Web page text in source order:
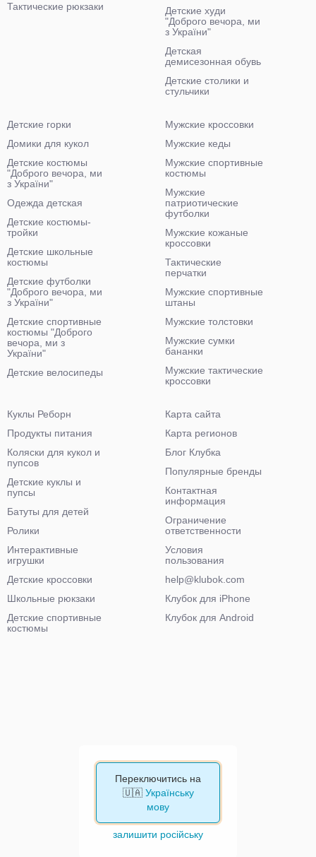
Тактические рюкзаки
Детские худи
"Доброго вечора, ми
з України"
Детская
демисезонная обувь
Детские столики и
стульчики
Детские горки
Домики для кукол
Детские костюмы
"Доброго вечора, ми
з України"
Одежда детская
Детские костюмы-
тройки
Детские школьные
костюмы
Детские футболки
"Доброго вечора, ми
з України"
Детские спортивные
костюмы "Доброго
вечора, ми з
України"
Детские велосипеды
Мужские кроссовки
Мужские кеды
Мужские спортивные
костюмы
Мужские
патриотические
футболки
Мужские кожаные
кроссовки
Тактические
перчатки
Мужские спортивные
штаны
Мужские толстовки
Мужские сумки
бананки
Мужские тактические
кроссовки
Куклы Реборн
Продукты питания
Коляски для кукол и
пупсов
Детские куклы и
пупсы
Батуты для детей
Ролики
Интерактивные
игрушки
Детские кроссовки
Школьные рюкзаки
Детские спортивные
костюмы
Карта сайта
Карта регионов
Блог Клубка
Популярные бренды
Контактная
информация
Ограничение
ответственности
Условия
пользования
help@klubok.com
Клубок для iPhone
Клубок для Android
Переключитись на
🇺🇦 Українську
мову
залишити російську